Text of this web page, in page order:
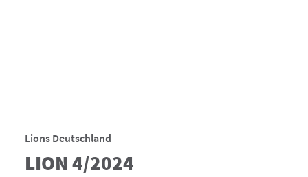
Lions Deutschland
LION 4/2024